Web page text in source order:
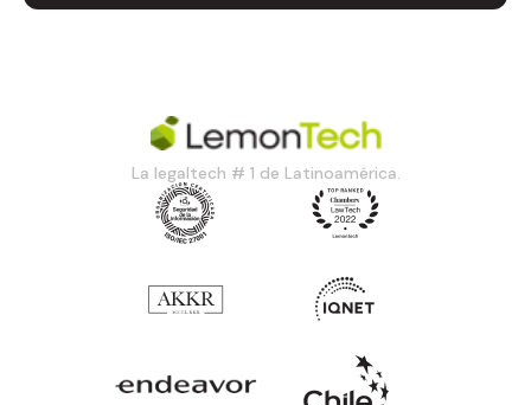
La legaltech # 1 de Latinoamérica.